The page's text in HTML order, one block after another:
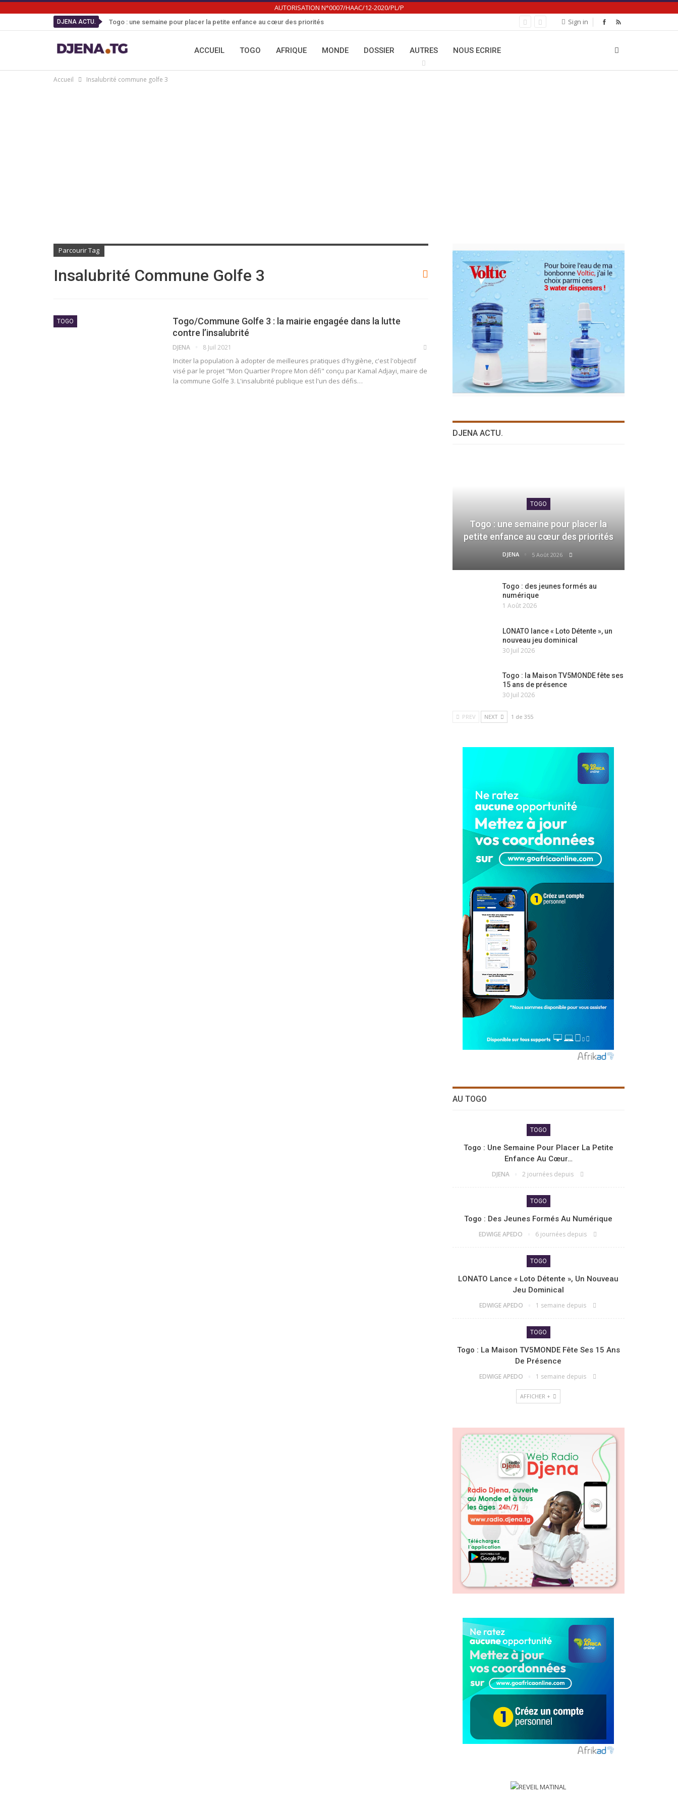
AUTORISATION N°0007/HAAC/12-2020/PL/P
Sign in
DJENA ACTU. Togo : une semaine pour placer la petite enfance au cœur des priorités
ACCUEIL TOGO AFRIQUE MONDE DOSSIER AUTRES NOUS ECRIRE
Accueil Insalubrité commune golfe 3
Parcourir Tag
Insalubrité Commune Golfe 3
TOGO
Togo/Commune Golfe 3 : la mairie engagée dans la lutte
contre l’insalubrité
DJENA 8 Juil 2021
Inciter la population à adopter de meilleures pratiques d'hygiène, c'est l'objectif
visé par le projet "Mon Quartier Propre Mon défi" conçu par Kamal Adjayi, maire de
la commune Golfe 3. L'insalubrité publique est l'un des défis…
DJENA ACTU.
TOGO
Togo : une semaine pour placer la
petite enfance au cœur des priorités
DJENA 5 Août 2026
Togo : des jeunes formés au
numérique
1 Août 2026
LONATO lance « Loto Détente », un
nouveau jeu dominical
30 Juil 2026
Togo : la Maison TV5MONDE fête ses
15 ans de présence
30 Juil 2026
PREV NEXT 1 de 355
AU TOGO
TOGO
Togo : Une Semaine Pour Placer La Petite
Enfance Au Cœur…
DJENA 2 journées depuis
TOGO
Togo : Des Jeunes Formés Au Numérique
EDWIGE APEDO 6 journées depuis
TOGO
LONATO Lance « Loto Détente », Un Nouveau
Jeu Dominical
EDWIGE APEDO 1 semaine depuis
TOGO
Togo : La Maison TV5MONDE Fête Ses 15 Ans
De Présence
EDWIGE APEDO 1 semaine depuis
AFFICHER +